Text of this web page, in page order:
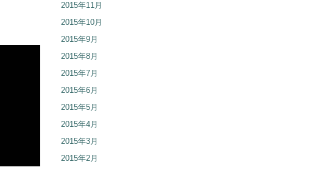
2015年11月
2015年10月
2015年9月
2015年8月
2015年7月
2015年6月
2015年5月
2015年4月
2015年3月
2015年2月